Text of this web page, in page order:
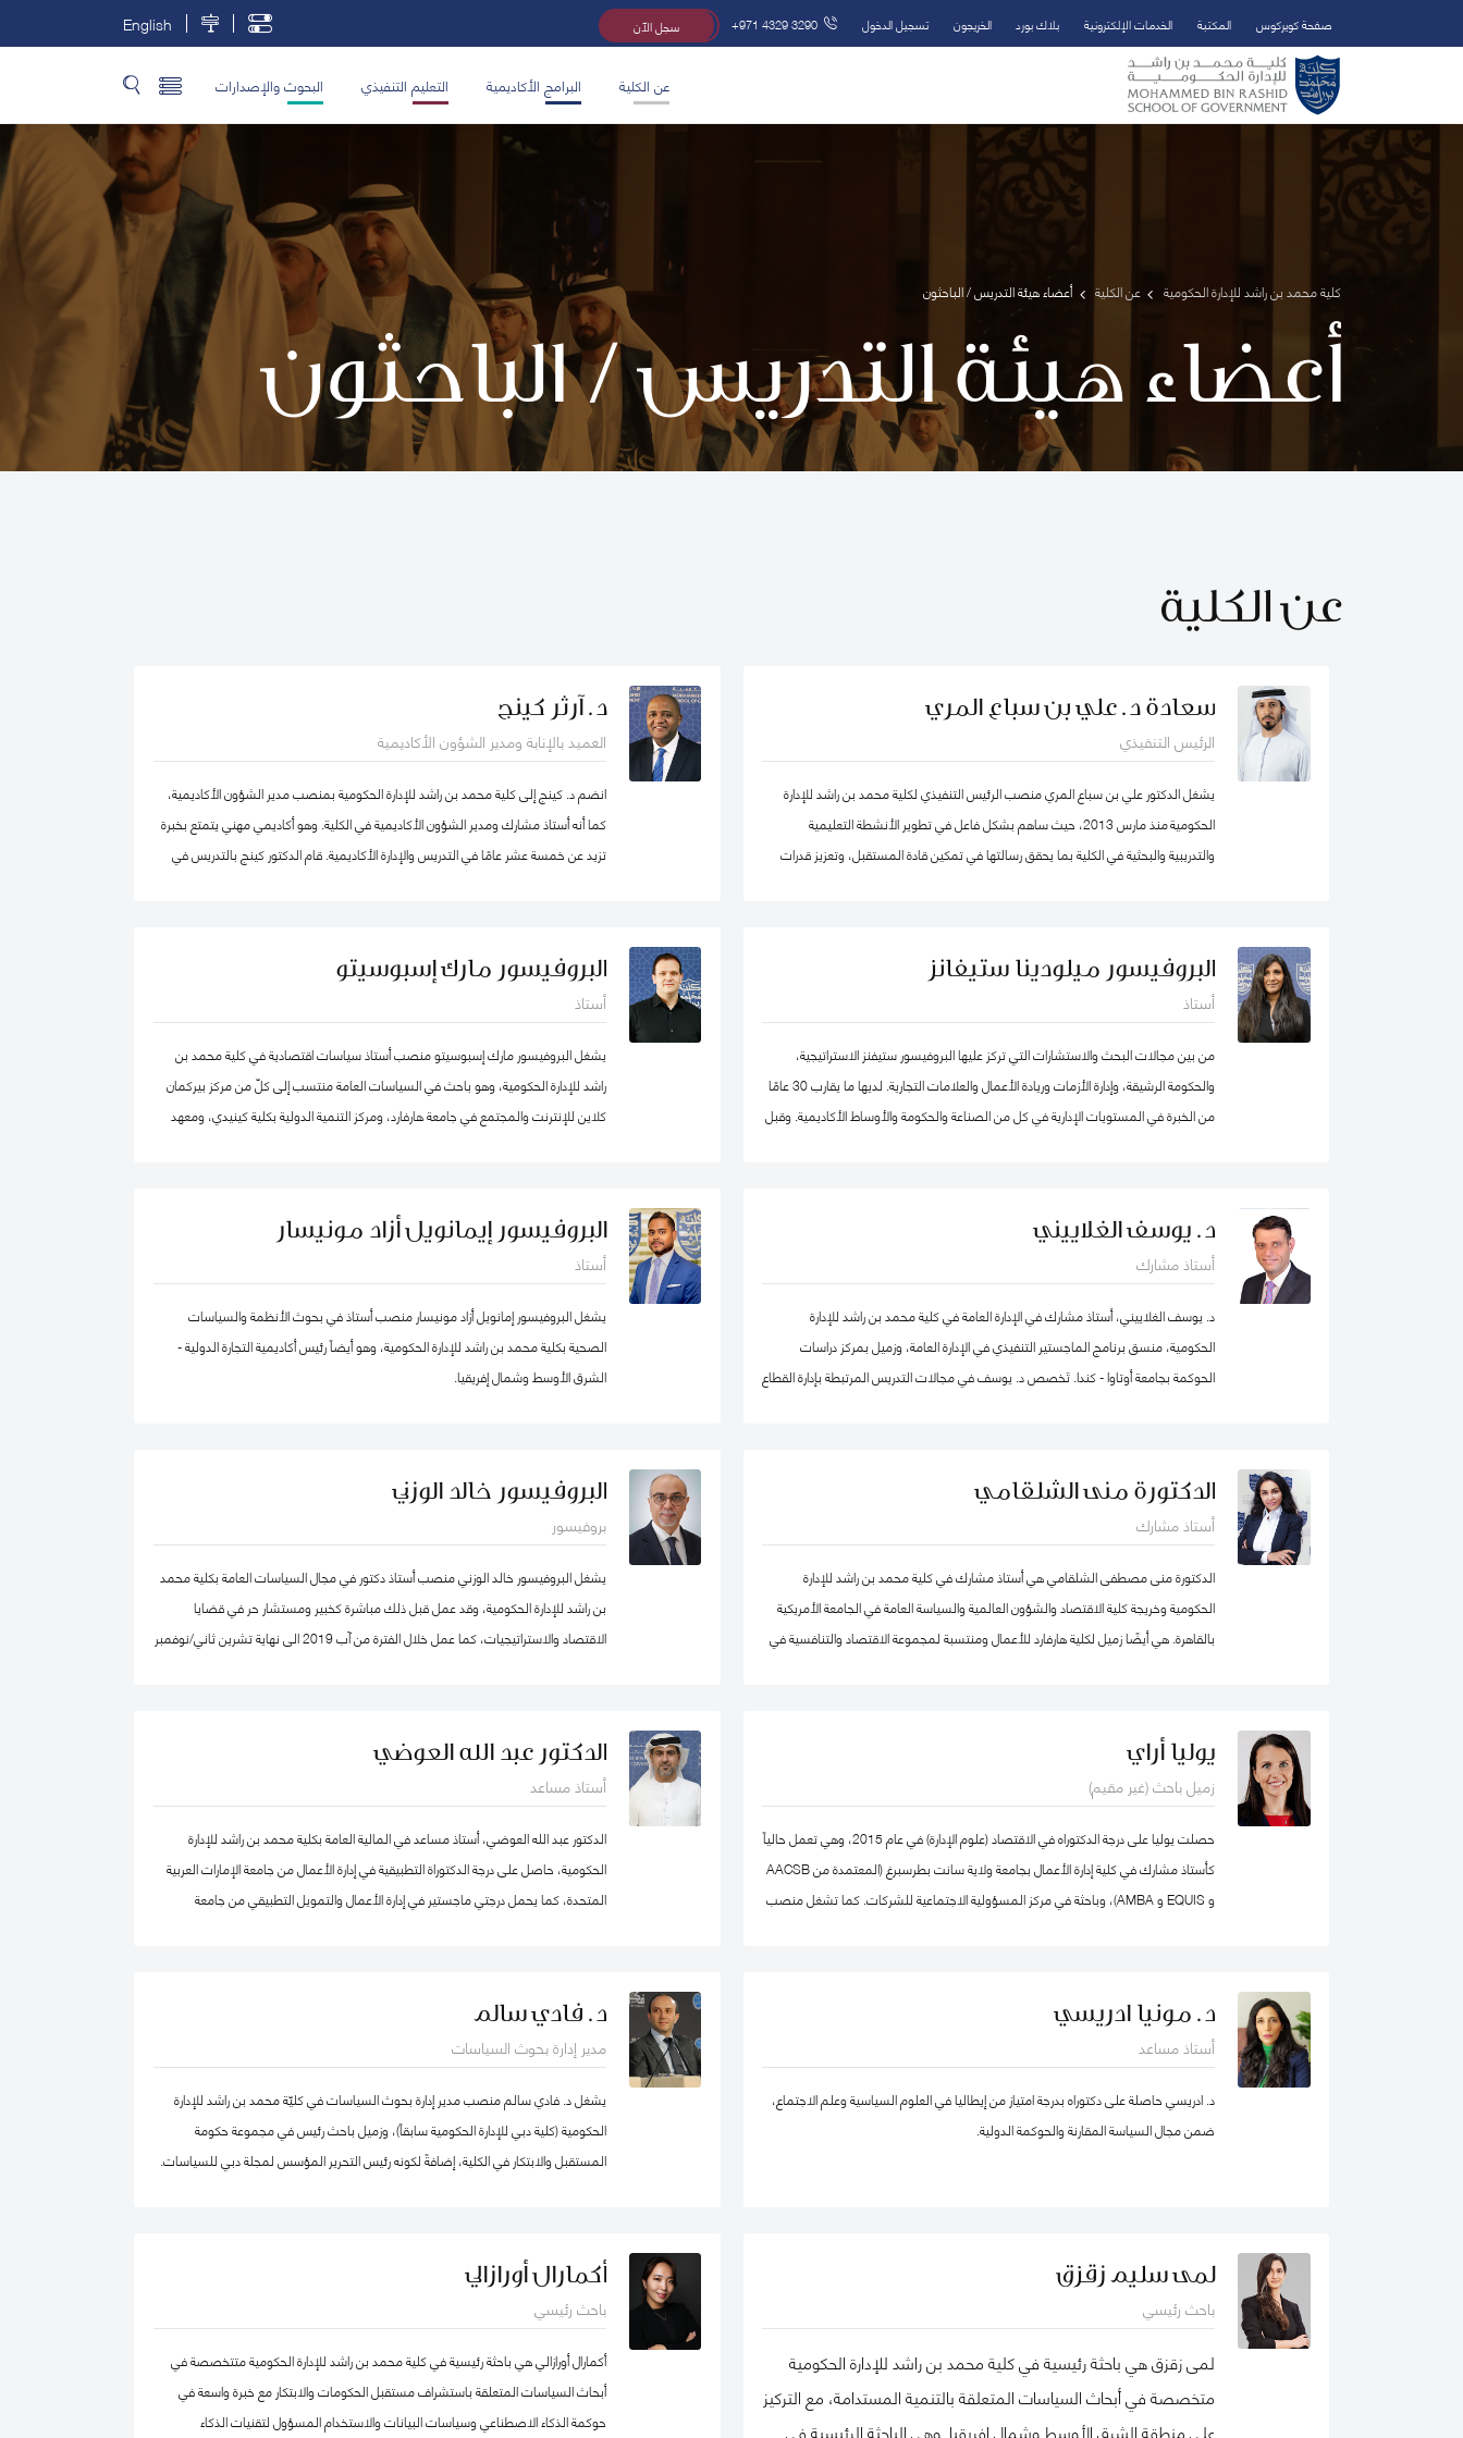
تخطي إلى المحتوى الرئيسي
فتح قائمة الوصول
صفحة كويركوس المكتبة الخدمات الإلكترونية بلاك بورد الخريجون تسجيل الدخول +971 4329 3290 سجل الآن English
عن الكلية البرامج الأكاديمية التعليم التنفيذي البحوث والإصدارات
كلية محمد بن راشد للإدارة الحكومية عن الكلية أعضاء هيئة التدريس / الباحثون
أعضاء هيئة التدريس / الباحثون
عن الكلية
سعادة د. علي بن سباع المري
الرئيس التنفيذي
يشغل الدكتور علي بن سباع المري منصب الرئيس التنفيذي لكلية محمد بن راشد للإدارة
الحكومية منذ مارس 2013، حيث ساهم بشكل فاعل في تطوير الأنشطة التعليمية
والتدريبية والبحثية في الكلية بما يحقق رسالتها في تمكين قادة المستقبل، وتعزيز قدرات
د. آرثر كينج
العميد بالإنابة ومدير الشؤون الأكاديمية
انضم د. كينج إلى كلية محمد بن راشد للإدارة الحكومية بمنصب مدير الشؤون الأكاديمية،
كما أنه أستاذ مشارك ومدير الشؤون الأكاديمية في الكلية. وهو أكاديمي مهني يتمتع بخبرة
تزيد عن خمسة عشر عامًا في التدريس والإدارة الأكاديمية. قام الدكتور كينج بالتدريس في
الأعمال، وعميدًا لجامعة في الكويت مؤخرًا.
البروفيسور ميلودينا ستيفانز
أستاذ
من بين مجالات البحث والاستشارات التي تركز عليها البروفيسور ستيفنز الاستراتيجية،
والحكومة الرشيقة، وإدارة الأزمات وريادة الأعمال والعلامات التجارية. لديها ما يقارب 30 عامًا
من الخبرة في المستويات الإدارية في كل من الصناعة والحكومة والأوساط الأكاديمية. وقبل
الجامعات الخاصة في الإمارات العربية المتحدة ، حيث تولت منصب نائب العميد ومدير
برنامج الماجستير في إدارة الأعمال. شاركت بنشاط في لجان الاعتماد ولجان الاعتماد في كل
عاشت في الولايات المتحدة الأمريكية والهند وتايوان وألمانيا. البروفيسور ستيفنز عضو في
العديد من المجالس الاستشارية، وهي جزء من مجموعتي عمل حول أخلاقيات الذكاء
الاصطناعي في IEEE SA
البروفيسور مارك إسبوسيتو
أستاذ
يشغل البروفيسور مارك إسبوسيتو منصب أستاذ سياسات اقتصادية في كلية محمد بن
راشد للإدارة الحكومية، وهو باحث في السياسات العامة منتسب إلى كلّ من مركز بيركمان
كلاين للإنترنت والمجتمع في جامعة هارفارد، ومركز التنمية الدولية بكلية كينيدي، ومعهد
التفكير The Chart ThinkTank، ويشغل منصب كبير الاقتصاديين في مختبر الذكاء
الاصطناعي micro1 في وادي السيليكون.
د. يوسف الغلاييني
أستاذ مشارك
د. يوسف الغلاييني، أستاذ مشارك في الإدارة العامة في كلية محمد بن راشد للإدارة
الحكومية، منسق برنامج الماجستير التنفيذي في الإدارة العامة، وزميل بمركز دراسات
الحوكمة بجامعة أوتاوا - كندا. تَخصص د. يوسف في مجالات التدريس المرتبطة بإدارة القطاع
برنامج إدارة الموارد البشرية في كلية إدارة الأعمال في الكلية الأسترالية في دولة الكويت. قبل
ذلك، عمل كمستشار للحكومة الاتحادية في كندا في عدد من المشاريع المرتبطة بالتطوير
للحكومة الاتحادية بما في ذلك مجالات التفكير الاستراتيجي والإدارة القائمة على النتائج تحت
بند تنفيذ البرامج الحكومية والسياسات العامة.
البروفيسور إيمانويل أزاد مونيسار
أستاذ
يشغل البروفيسور إمانويل أزاد مونيسار منصب أستاذ في بحوث الأنظمة والسياسات
الصحية بكلية محمد بن راشد للإدارة الحكومية، وهو أيضاً رئيس أكاديمية التجارة الدولية -
الشرق الأوسط وشمال إفريقيا.
الدكتورة منى الشلقامي
أستاذ مشارك
الدكتورة منى مصطفى الشلقامي هي أستاذ مشارك في كلية محمد بن راشد للإدارة
الحكومية وخريجة كلية الاقتصاد والشؤون العالمية والسياسة العامة في الجامعة الأمريكية
بالقاهرة. هي أيضًا زميل لكلية هارفارد للأعمال ومنتسبة لمجموعة الاقتصاد والتنافسية في
مجلة الأعمال والاقتصاد؛ وجامعة كامبريدج. الدكتورة منى حاليًا عضو في شبكة الخبراء
الإقليمية التابعة لمنظمة الأغذية والزراعة ورئيستها ايضا. حصلت على درجة الدكتوراه. من
الاقتصاد من الجامعة الأمريكية بالقاهرة.
البروفيسور خالد الوزني
بروفيسور
يشغل البروفيسور خالد الوزني منصب أستاذ دكتور في مجال السياسات العامة بكلية محمد
بن راشد للإدارة الحكومية، وقد عمل قبل ذلك مباشرة كخبير ومستشار حر في قضايا
الاقتصاد والاستراتيجيات، كما عمل خلال الفترة من آب 2019 الى نهاية تشرين ثاني/نوفمبر
وعمل بين الفترة 2006-2011 في القطاع الخاص مديرا عاما ورئيسا تنفيذيا لسرايا العقبة،
وتعمير الاردنية القابضة ودارات الأردنية القابضة.
يوليا أراي
زميل باحث (غير مقيم)
حصلت يوليا على درجة الدكتوراه في الاقتصاد (علوم الإدارة) في عام 2015، وهي تعمل حالياً
كأستاذ مشارك في كلية إدارة الأعمال بجامعة ولاية سانت بطرسبرغ (المعتمدة من AACSB
و EQUIS و AMBA)، وباحثة في مركز المسؤولية الاجتماعية للشركات. كما تشغل منصب
والمسؤولية الاجتماعية للشركات. وهي عضو نشط في الشبكة الدولية للباحثين في ريادة
في روسيا من المنظمات العامة والخاصة. ألّفت أكثر من 30 منشورًا في مجلات وطنية
ودولية، وكتب، ومجموعات دراسات حالة. نُشرت أعمالها في مراجعة الأعمال الدولية،
الدكتور عبد الله العوضي
أستاذ مساعد
الدكتور عبد الله العوضي، أستاذ مساعد في المالية العامة بكلية محمد بن راشد للإدارة
الحكومية، حاصل على درجة الدكتوراة التطبيقية في إدارة الأعمال من جامعة الإمارات العربية
المتحدة، كما يحمل درجتي ماجستير في إدارة الأعمال والتمويل التطبيقي من جامعة
والحسابات، الإدارة الإستراتيجية، وتطوير الأعمال، وذلك في كل من: القطاع الحكومي،
والقطاع شبه الحكومي، والقطاع الخاص. كما أ، الدكتور عبد الله مدقق حسابات معتمد،
د. مونيا ادريسي
أستاذ مساعد
د. ادريسي حاصلة على دكتوراه بدرجة امتياز من إيطاليا في العلوم السياسية وعلم الاجتماع،
ضمن مجال السياسة المقارنة والحوكمة الدولية.
د. فادي سالم
مدير إدارة بحوث السياسات
يشغل د. فادي سالم منصب مدير إدارة بحوث السياسات في كليّة محمد بن راشد للإدارة
الحكومية (كلية دبي للإدارة الحكومية سابقاً)، وزميل باحث رئيس في مجموعة حكومة
المستقبل والابتكار في الكلية، إضافةً لكونه رئيس التحرير المؤسس لمجلة دبي للسياسات.
السياسات العامة في تخصص الحوكمة الرقمية من جامعة أكسفورد العريقة وشهادة
الماجيستير في إدارة أنظمة المعلومات من كلية لندن للعلوم الاقتصادية والسياسية، إضافة
المفكرين والمتخصصين عالمياً في مجالات الحكومة الرقمية ومستقبل العمل الحكومي
وسياسات البيانات، حيث تشمل مجالات تخصّصه الحوكمة الرقمية والسياسات
لمى سليم زقزق
باحث رئيسي
لمى زقزق هي باحثة رئيسية في كلية محمد بن راشد للإدارة الحكومية
متخصصة في أبحاث السياسات المتعلقة بالتنمية المستدامة، مع التركيز
على منطقة الشرق الأوسط وشمال إفريقيا. وهي الباحثة الرئيسية في
أكمارال أورازالي
باحث رئيسي
أكمارال أورازالي هي باحثة رئيسية في كلية محمد بن راشد للإدارة الحكومية متتخصصة في
أبحاث السياسات المتعلقة باستشراف مستقبل الحكومات والابتكار مع خبرة واسعة في
حوكمة الذكاء الاصطناعي وسياسات البيانات والاستخدام المسؤول لتقنيات الذكاء